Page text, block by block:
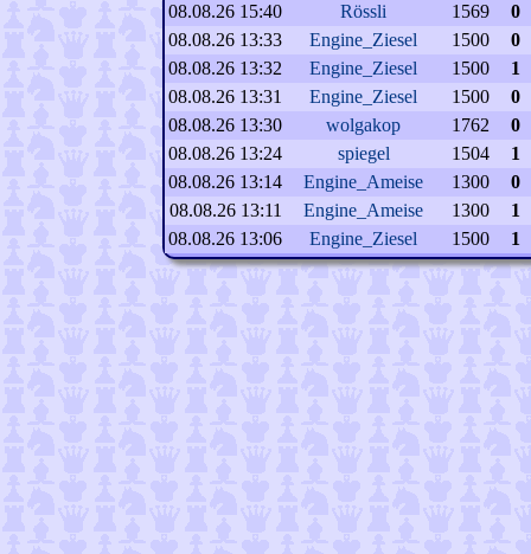
08.08.26 15:40
Rössli 1569
0
08.08.26 13:33
Engine_Ziesel 1500
0
08.08.26 13:32
Engine_Ziesel 1500
1
08.08.26 13:31
Engine_Ziesel 1500
0
08.08.26 13:30
wolgakop 1762
0
08.08.26 13:24
spiegel 1504
1
08.08.26 13:14
Engine_Ameise 1300
0
08.08.26 13:11
Engine_Ameise 1300
1
08.08.26 13:06
Engine_Ziesel 1500 1